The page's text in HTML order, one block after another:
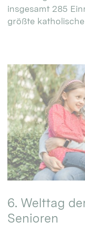
insgesamt 285
größte katholische
6. Welttag
Senioren